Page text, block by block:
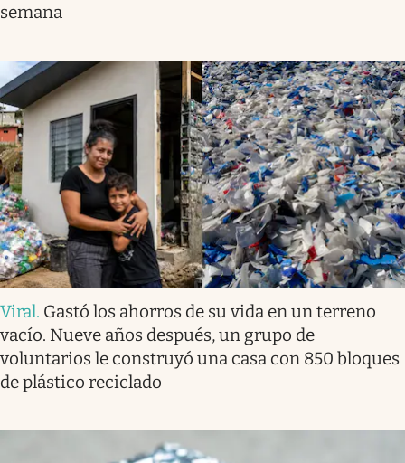
semana
Viral. Gastó los ahorros de su vida en un terreno
vacío. Nueve años después, un grupo de
voluntarios le construyó una casa con 850 bloques
de plástico reciclado